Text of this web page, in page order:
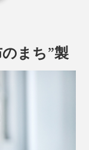
まち”製